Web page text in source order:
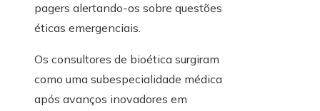
pagers alertando-os sobre questões
éticas emergenciais.
Os consultores de bioética surgiram
como uma subespecialidade médica
após avanços inovadores em